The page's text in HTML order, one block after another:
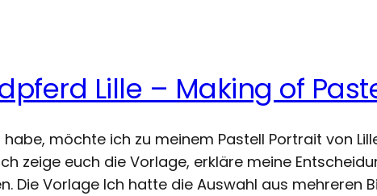
Lille – Making of
möchte ich zu meinem Pastell Portrait von
zeige euch die Vorlage, erkläre meine
Die Vorlage Ich hatte die Auswahl aus mehreren